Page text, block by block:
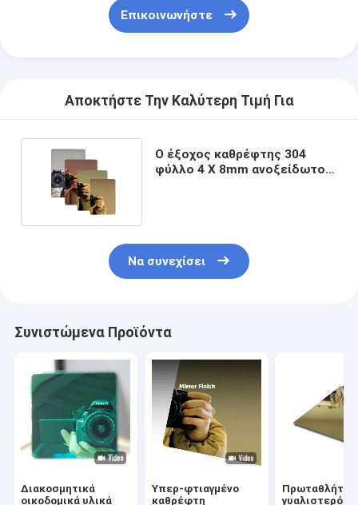
Επικοινωνήστε
Αποκτήστε Την Καλύτερη Τιμή Για
Ο έξοχος καθρέφτης 304
φύλλο 4 X 8mm ανοξείδωτου
Να συνεχίσει
Συνιστώμενα Προϊόντα
Διακοσμητικά
οικοδομικά υλικά
Υπερ-φτιαγμένο
καθρέφτη
γυαλιστερό